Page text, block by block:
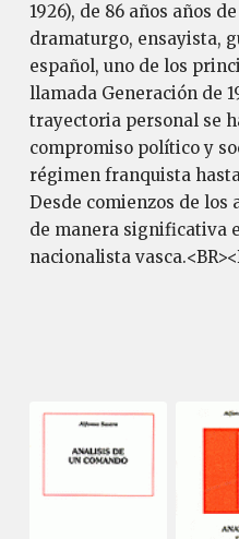
1926), de 86 años años
dramaturgo, ensayista,
español, uno de los
llamada Generación de
trayectoria personal se
compromiso político y
régimen franquista
Desde comienzos de los
de manera significativa
nacionalista